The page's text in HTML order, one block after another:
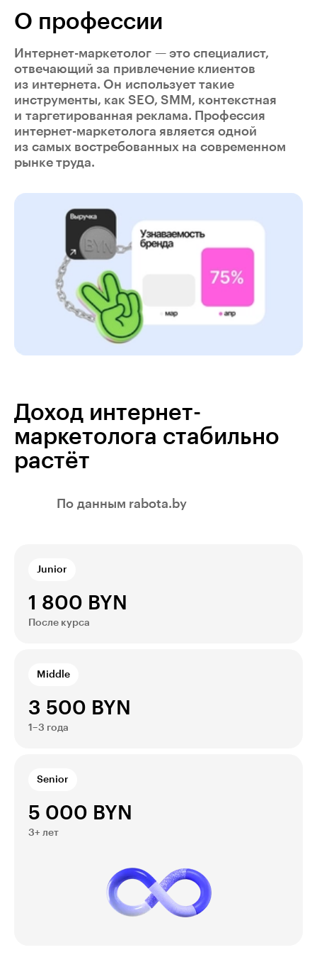
О профессии
Интернет-маркетолог — это специалист,
отвечающий за привлечение клиентов
из интернета. Он использует такие
инструменты, как SEO, SMM, контекстная
и таргетированная реклама. Профессия
интернет-маркетолога является одной
из самых востребованных на современном
рынке труда.
Доход интернет-
маркетолога стабильно
растёт
По данным rabota.by
1 800 BYN
Junior
После курса
3 500 BYN
Middle
1–3 года
5 000 BYN
Senior
3+ лет